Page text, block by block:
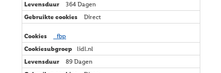
364 Dagen
Direct
_fbp
lidl.nl
89 Dagen